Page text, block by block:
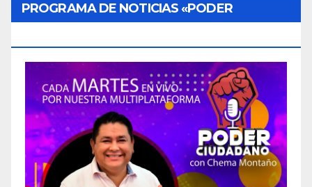
PROGRAMA DE NOTICIAS «PODER